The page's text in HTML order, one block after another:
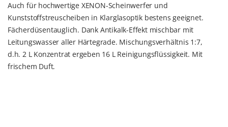
Auch für hochwertige XENON-Scheinwerfer und
Kunststoffstreuscheiben in Klarglasoptik bestens geeignet.
Fächerdüsentauglich. Dank Antikalk-Effekt mischbar mit
Leitungswasser aller Härtegrade. Mischungsverhältnis 1:7,
d.h. 2 L Konzentrat ergeben 16 L Reinigungsflüssigkeit. Mit
frischem Duft.